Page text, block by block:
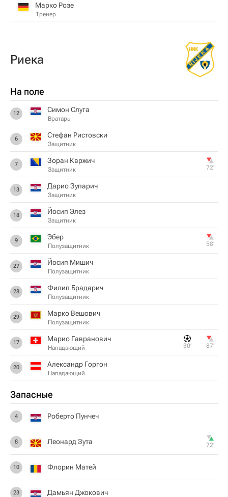
Марко Розе
Тренер
Риека
На поле
12 Симон Слуга
Вратарь
6 Стефан Ристовски
Защитник
7 Зоран Квржич
Защитник 72‎’‎
13 Дарио Зупарич
Защитник
18 Йосип Элез
Защитник
9 Эбер
Полузащитник 58‎’‎
27 Йосип Мишич
Полузащитник
28 Филип Брадарич
Полузащитник
29 Марко Вешович
Полузащитник
17 Марио Гавранович
Нападающий 30‎’‎ 87‎’‎
20 Александр Горгон
Нападающий
Запасные
4 Роберто Пунчеч
8 Леонард Зута 72‎’‎
10 Флорин Матей
23 Дамьян Джокович